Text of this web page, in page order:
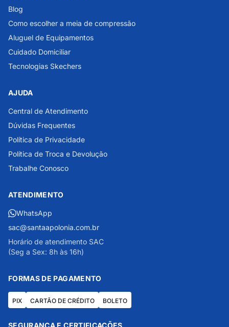
Blog
Como escolher a meia de compressão
Aluguel de Equipamentos
Cuidado Domiciliar
Tecnologias Skechers
AJUDA
Central de Atendimento
Dúvidas Frequentes
Política de Privacidade
Política de Troca e Devolução
Trabalhe Conosco
ATENDIMENTO
WhatsApp
sac@santaapolonia.com.br
Horário de atendimento SAC
(Seg a Sex: 8h às 16h)
FORMAS DE PAGAMENTO
PIX CARTÃO DE CRÉDITO BOLETO